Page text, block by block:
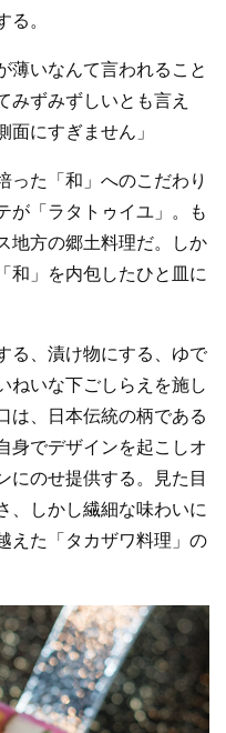
る。
薄いなんて言われること
みずみずしいとも言え
面にすぎません」
た「和」へのこだわり
が「ラタトゥイユ」。も
地方の郷土料理だ。しか
和」を内包したひと皿に
る、漬け物にする、ゆで
ねいな下ごしらえを施し
は、日本伝統の柄である
身でデザインを起こしオ
にのせ提供する。見た目
、しかし繊細な味わいに
えた「タカザワ料理」の